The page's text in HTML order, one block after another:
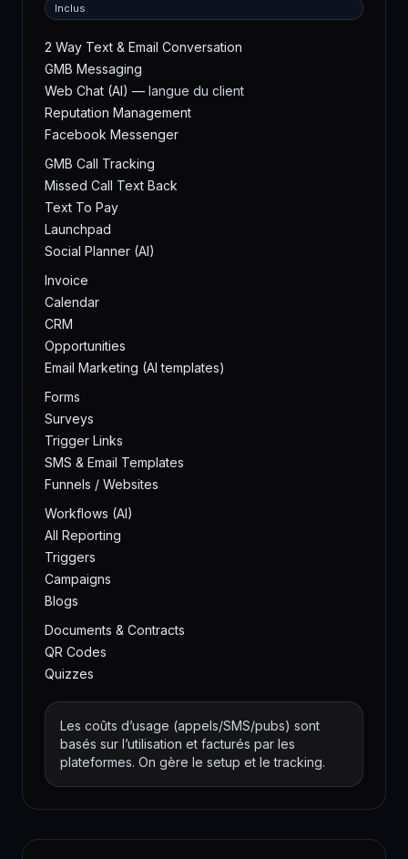
Inclus
2 Way Text & Email Conversation
GMB Messaging
Web Chat (AI) — langue du client
Reputation Management
Facebook Messenger
GMB Call Tracking
Missed Call Text Back
Text To Pay
Launchpad
Social Planner (AI)
Invoice
Calendar
CRM
Opportunities
Email Marketing (AI templates)
Forms
Surveys
Trigger Links
SMS & Email Templates
Funnels / Websites
Workflows (AI)
All Reporting
Triggers
Campaigns
Blogs
Documents & Contracts
QR Codes
Quizzes
Les coûts d’usage (appels/SMS/pubs) sont
basés sur l’utilisation et facturés par les
plateformes. On gère le setup et le tracking.